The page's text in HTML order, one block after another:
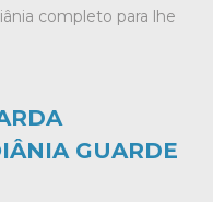
completo para lhe
GUARDE